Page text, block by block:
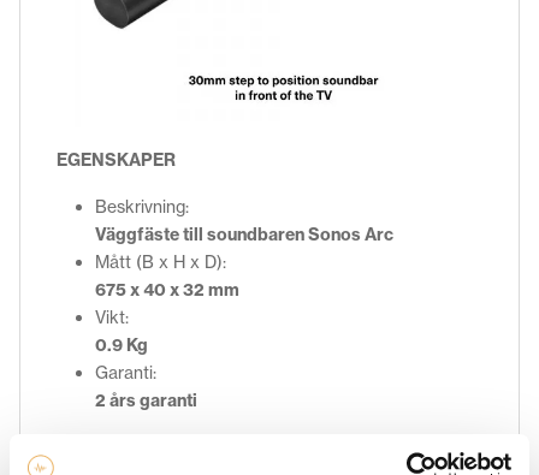
EGENSKAPER
Beskrivning:
Väggfäste till soundbaren Sonos Arc
Mått (B x H x D):
675 x 40 x 32 mm
Vikt:
0.9 Kg
Garanti:
2 års garanti